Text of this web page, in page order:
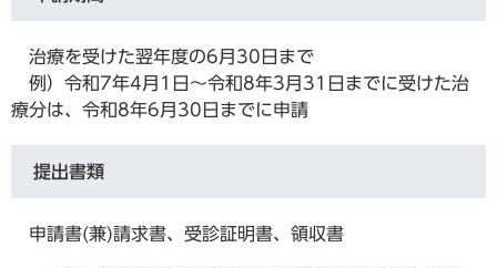
治療を受けた翌年度の6月30日まで
例）令和7年4月1日～令和8年3月31日までに受けた治
療分は、令和8年6月30日までに申請
提出書類
申請書(兼)請求書、受診証明書、領収書